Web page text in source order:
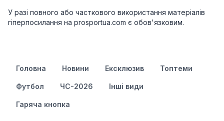
У разі повного або часткового використання матеріалів
гіперпосилання на prosportua.com є обов'язковим.
Головна Новини Ексклюзив Топтеми
Футбол ЧС-2026 Інші види
Гаряча кнопка